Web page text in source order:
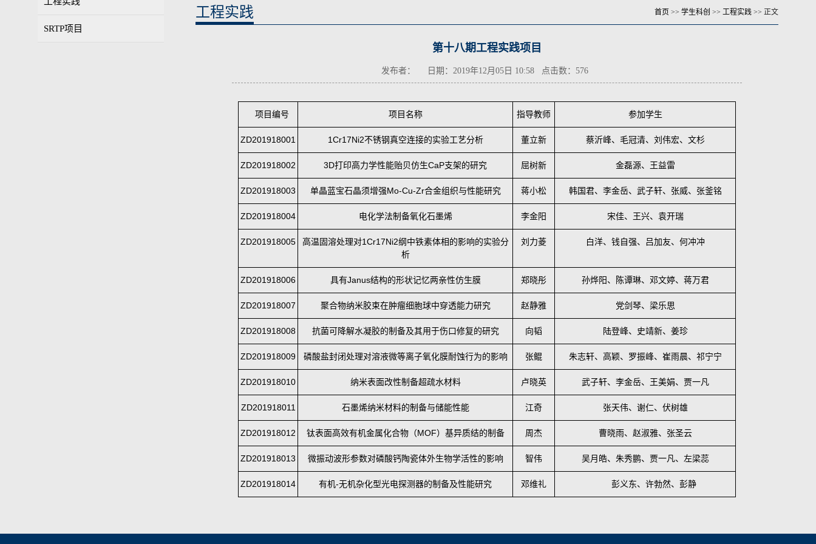
SRTP项目
工程实践 首页 >> 学生科创 >> 工程实践 >> 正文
第十八期工程实践项目
发布者： 日期：2019年12月05日 10:58 点击数： 576
项目编号 项目名称 指导教师 参加学生
ZD201918001 1Cr17Ni2不锈钢真空连接的实验工艺分析 董立新 蔡沂峰、毛冠清、刘伟宏、文杉
ZD201918002 3D打印高力学性能贻贝仿生CaP支架的研究 屈树新 金磊源、王益雷
ZD201918003 单晶蓝宝石晶须增强Mo-Cu-Zr合金组织与性能研究 蒋小松 韩国君、李金岳、武子轩、张威、张釜铭
ZD201918004 电化学法制备氧化石墨烯 李金阳 宋佳、王兴、袁开瑞
ZD201918005
高温固溶处理对1Cr17Ni2纲中铁素体相的影响的实验分
析
刘力菱 白洋、钱自强、吕加友、何冲冲
ZD201918006 具有Janus结构的形状记忆两亲性仿生膜 郑晓彤 孙烨阳、陈谭琳、邓文婷、蒋万君
ZD201918007 聚合物纳米胶束在肿瘤细胞球中穿透能力研究 赵静雅 党剑琴、梁乐思
ZD201918008 抗菌可降解水凝胶的制备及其用于伤口修复的研究 向韬 陆登峰、史靖新、姜珍
ZD201918009 磷酸盐封闭处理对溶液微等离子氧化膜耐蚀行为的影响 张鲲 朱志轩、高颖、罗振峰、崔雨晨、祁宁宁
ZD201918010 纳米表面改性制备超疏水材料 卢晓英 武子轩、李金岳、王美娟、贾一凡
ZD201918011 石墨烯纳米材料的制备与储能性能 江奇 张天伟、谢仁、伏树雄
ZD201918012 钛表面高效有机金属化合物（MOF）基异质结的制备 周杰 曹晓雨、赵淑雅、张圣云
ZD201918013 微振动波形参数对磷酸钙陶瓷体外生物学活性的影响 智伟 吴月皓、朱秀鹏、贾一凡、左梁蕊
ZD201918014 有机-无机杂化型光电探测器的制备及性能研究 邓维礼 彭义东、许勃然、彭静